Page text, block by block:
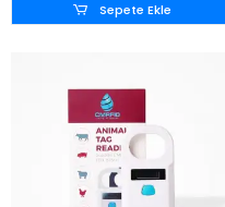
Sepete Ekle